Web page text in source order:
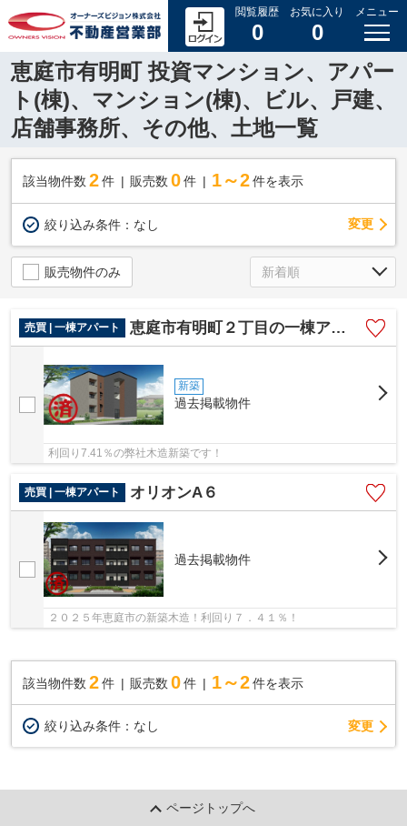
閲覧履歴
0
お気に入り
0
メニュー
恵庭市有明町 投資マンション、アパー
ト(棟)、マンション(棟)、ビル、戸建、
店舗事務所、その他、土地一覧
該当物件数 2件 販売数 0 件 1～2 件を表示
絞り込み条件： なし 変更
販売物件のみ
売買 | 一棟アパート 恵庭市有明町２丁目の一棟アパート
新築
過去掲載物件
利回り7.41％の弊社木造新築です！
売買 | 一棟アパート オリオンA６
過去掲載物件
２０２５年恵庭市の新築木造！利回り７．４１％！
該当物件数 2件 販売数 0 件 1～2 件を表示
絞り込み条件： なし 変更
ページトップへ